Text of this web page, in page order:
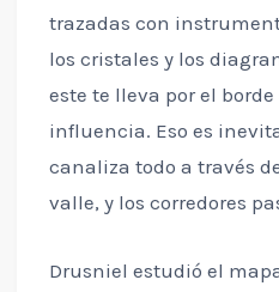
trazadas con
los cristales y los
este te lleva por el
influencia. Eso es
canaliza todo a través
valle, y los corredores
Drusniel estudió el